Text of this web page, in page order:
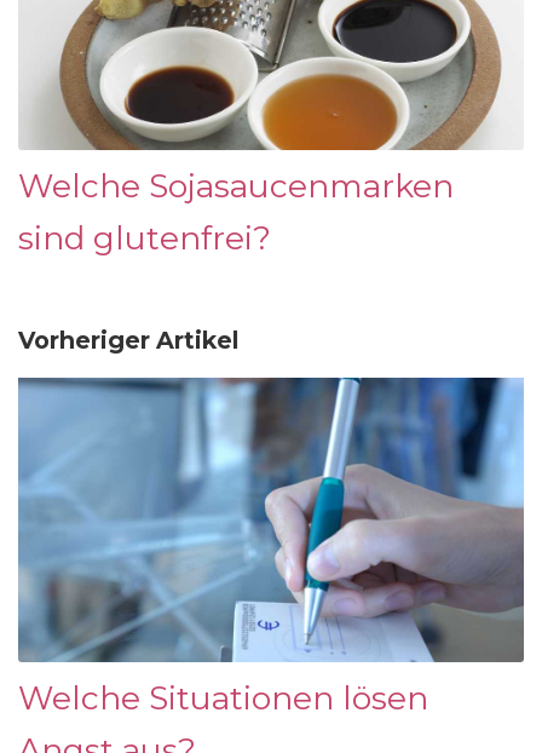
Welche Sojasaucenmarken
sind glutenfrei?
Vorheriger Artikel
Welche Situationen lösen